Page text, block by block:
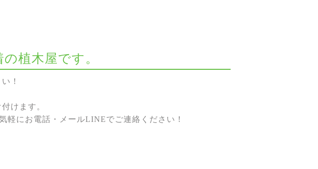
植木屋です。
！
けます。
軽にお電話・メールLINEでご連絡ください！